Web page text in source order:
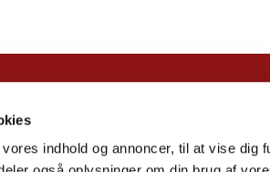
indhold og annoncer, til at vise dig
 +45 44 94 64 29